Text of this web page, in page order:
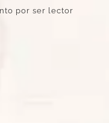
por ser lector